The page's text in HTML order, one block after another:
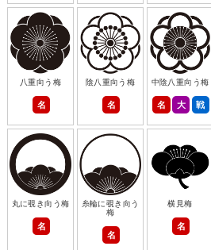
八重向う梅
名
陰八重向う梅
名
中陰八重向う梅
名 大 戦
丸に覗き向う梅
名
糸輪に覗き向う
梅
名
横見梅
名